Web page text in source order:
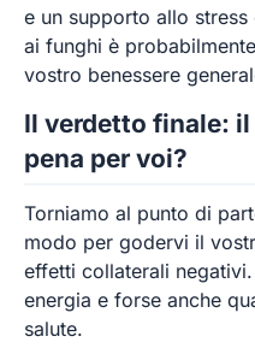
e un supporto allo
ai funghi è
vostro benessere
Il verdetto finale:
pena per voi?
Torniamo al punto di
modo per godervi il
effetti collaterali
energia e forse anche
salute.